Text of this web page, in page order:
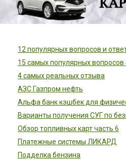
12 популярных вопросов и
15 самых популярных
4 самых реальных отзыва
АЗС Газпром нефть
Альфа банк кэшбек для
Варианты получения СУГ по
Обзор топливных карт часть 6
Платежные системы ЛИКАРД
Подделка бензина